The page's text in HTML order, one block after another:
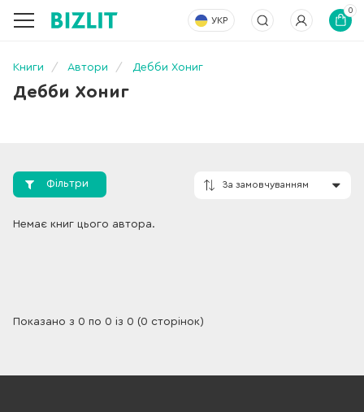
УКР
0
Книги Автори Дебби Хониг
Дебби Хониг
Фільтри
Немає книг цього автора.
Показано з 0 по 0 із 0 (0 сторінок)